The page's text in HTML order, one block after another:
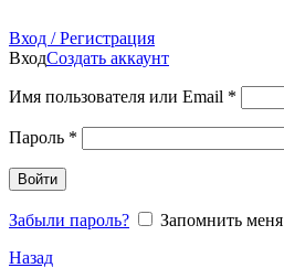
Вход / Регистрация
ВходСоздать аккаунт
Имя пользователя или Email *
Пароль *
Войти
Забыли пароль?
Запомнить меня
Назад